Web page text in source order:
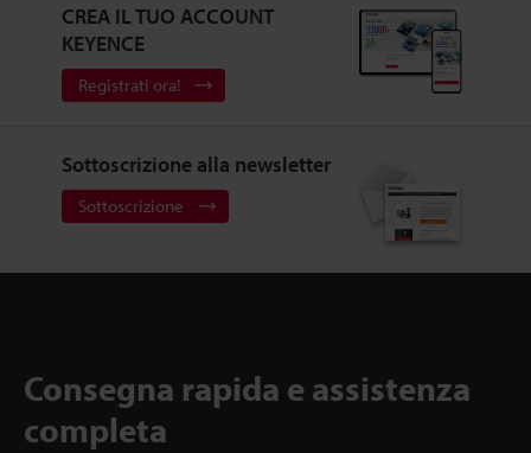
CREA IL TUO ACCOUNT
KEYENCE
Registrati ora!
Sottoscrizione alla newsletter
Sottoscrizione
Consegna rapida e assistenza
completa